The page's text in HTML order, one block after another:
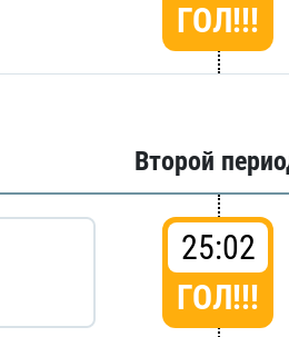
ГОЛ!!!
Второй
25:02
ГОЛ!!!